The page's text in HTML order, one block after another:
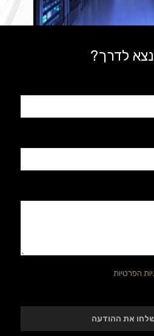
לדרך?
הפרטיות
את ההודעה